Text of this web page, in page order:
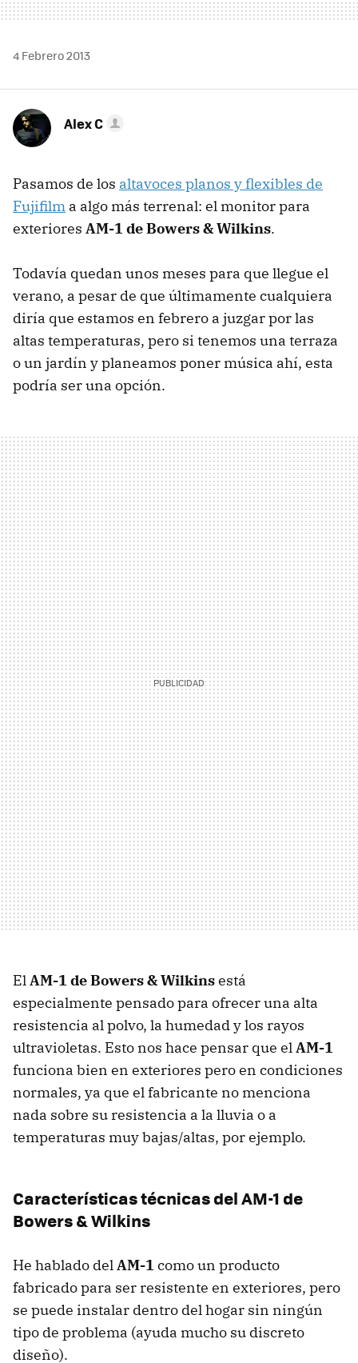
4 Febrero 2013
Alex C
Pasamos de los altavoces planos y flexibles de
Fujifilm a algo más terrenal: el monitor para
exteriores AM-1 de Bowers & Wilkins.
Todavía quedan unos meses para que llegue el
verano, a pesar de que últimamente cualquiera
diría que estamos en febrero a juzgar por las
altas temperaturas, pero si tenemos una terraza
o un jardín y planeamos poner música ahí, esta
podría ser una opción.
ElAM-1 de Bowers & Wilkinsestá
especialmente pensado para ofrecer una alta
resistencia al polvo, la humedad y los rayos
ultravioletas. Esto nos hace pensar que elAM-1
funciona bien en exteriores pero en condiciones
normales, ya que el fabricante no menciona
nada sobre su resistencia a la lluvia o a
temperaturas muy bajas/altas, por ejemplo.
Características técnicas del AM-1 de
Bowers & Wilkins
He hablado delAM-1 como un producto
fabricado para ser resistente en exteriores, pero
se puede instalar dentro del hogar sin ningún
tipo de problema (ayuda mucho su discreto
diseño).